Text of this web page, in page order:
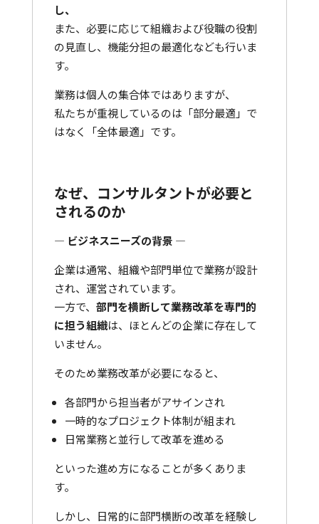
し、
また、必要に応じて組織および役職の役割
の見直し、機能分担の最適化なども行いま
す。
業務は個人の集合体ではありますが、
私たちが重視しているのは「部分最適」で
はなく「全体最適」です。
なぜ、コンサルタントが必要と
されるのか
― ビジネスニーズの背景 ―
企業は通常、組織や部門単位で業務が設計
され、運営されています。
一方で、 部門を横断して業務改革を専門的
に担う組織は、ほとんどの企業に存在して
いません。
そのため業務改革が必要になると、
各部門から担当者がアサインされ
一時的なプロジェクト体制が組まれ
日常業務と並行して改革を進める
といった進め方になることが多くありま
す。
しかし、日常的に部門横断の改革を経験し